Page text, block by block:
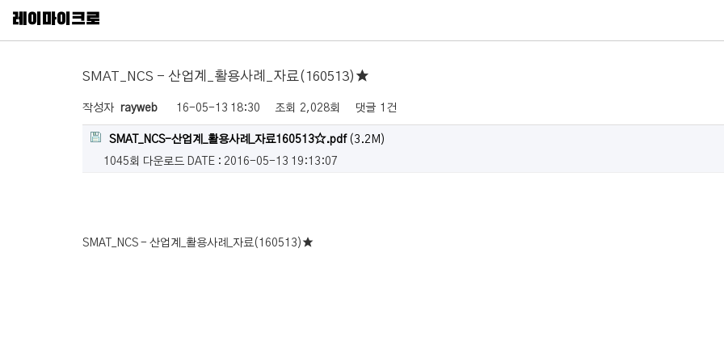
레이마이크로
SMAT_NCS - 산업계_활용사례_자료(160513)★
작성자 rayweb 16-05-13 18:30 조회 2,028회 댓글 1건
SMAT_NCS-산업계_활용사례_자료160513☆.pdf(3.2M)
1045회 다운로드 DATE : 2016-05-13 19:13:07
SMAT_NCS - 산업계_활용사례_자료(160513)★